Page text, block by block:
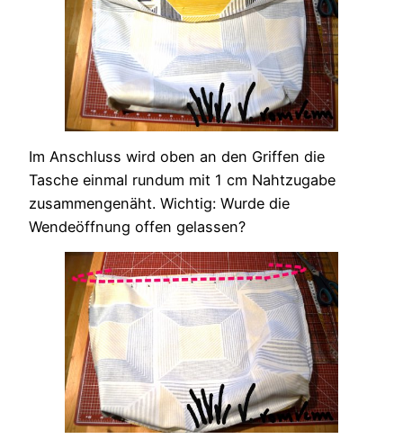
Im Anschluss wird oben an den Griffen die
Tasche einmal rundum mit 1 cm Nahtzugabe
zusammengenäht. Wichtig: Wurde die
Wendeöffnung offen gelassen?